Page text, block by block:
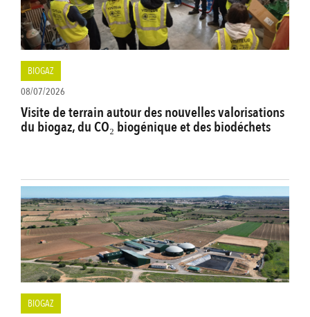
BIOGAZ
08/07/2026
Visite de terrain autour des nouvelles valorisations
du biogaz, du CO₂ biogénique et des biodéchets
BIOGAZ